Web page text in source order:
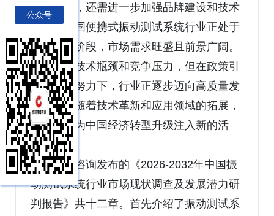
站稳脚跟，还需进一步加强品牌建设和技术
创新。中国便携式振动测试系统行业正处于
快速发展阶段，市场需求旺盛且前景广阔。
尽管存在技术瓶颈和竞争压力，但在政策引
导和企业努力下，行业正逐步迈向高质量发
展轨道。随着技术革新和应用领域的拓展，
该行业将为中国经济转型升级注入新的活
力。
博研咨询发布的《2026-2032年中国振
动测试系统行业市场现状调查及发展潜力研
判报告》共十二章。首先介绍了振动测试系
公众号